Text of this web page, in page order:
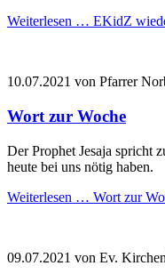
Weiterlesen … EKidZ
10.07.2021 von Pfarrer
Wort zur Woche
Der Prophet Jesaja spricht
heute bei uns nötig haben.
Weiterlesen … Wort zur
09.07.2021 von Ev.